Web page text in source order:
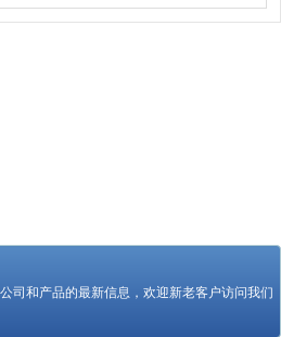
司和产品的最新信息，欢迎新老客户访问我们